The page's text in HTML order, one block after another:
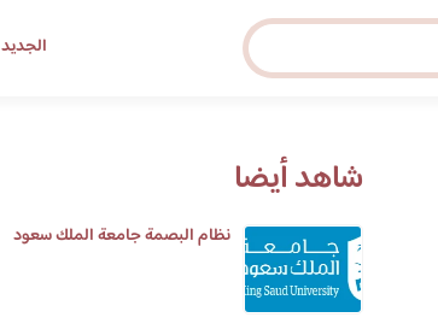
الجديد
شاهد أيضا
نظام البصمة جامعة الملك سعود